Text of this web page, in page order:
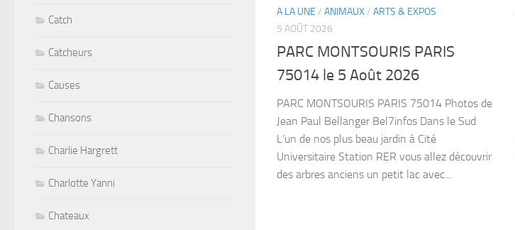
A LA UNE / ANIMAUX/ ARTS & EXPOS
5 AOÛT 2026
PARC MONTSOURIS PARIS
75014 le 5 Août 2026
PARC MONTSOURIS PARIS 75014 Photos de
Jean Paul Bellanger Bel7infos Dans le Sud
L’un de nos plus beau jardin à Cité
Universitaire Station RER vous allez découvrir
des arbres anciens un petit lac avec...
Catch
Catcheurs
Causes
Chansons
Charlie Hargrett
Charlotte Yanni
Chateaux